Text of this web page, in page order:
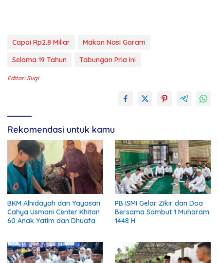
Capai Rp2.8 Miliar
Makan Nasi Garam
Selama 19 Tahun
Tabungan Pria Ini
Editor: Sugi
Rekomendasi untuk kamu
BKM Alhidayah dan Yayasan
Cahya Usmani Center Khitan
60 Anak Yatim dan Dhuafa
PB ISMI Gelar Zikir dan Doa
Bersama Sambut 1 Muharam
1448 H